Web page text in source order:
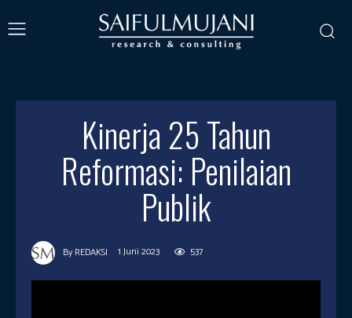
Kinerja 25 Tahun
Reformasi: Penilaian
Publik
By REDAKSI 1 Juni 2023 537